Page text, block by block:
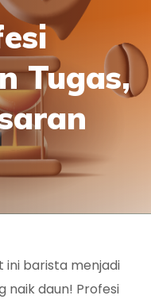
Tugas,
ini barista menjadi
naik daun! Profesi